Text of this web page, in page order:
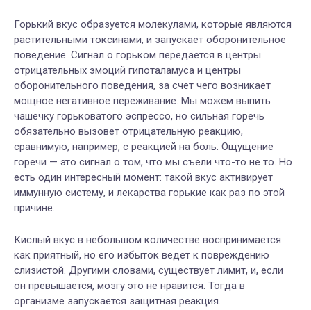
Горький вкус образуется молекулами, которые являются
растительными токсинами, и запускает оборонительное
поведение. Сигнал о горьком передается в центры
отрицательных эмоций гипоталамуса и центры
оборонительного поведения, за счет чего возникает
мощное негативное переживание. Мы можем выпить
чашечку горьковатого эспрессо, но сильная горечь
обязательно вызовет отрицательную реакцию,
сравнимую, например, с реакцией на боль. Ощущение
горечи — это сигнал о том, что мы съели что-то не то. Но
есть один интересный момент: такой вкус активирует
иммунную систему, и лекарства горькие как раз по этой
причине.
Кислый вкус в небольшом количестве воспринимается
как приятный, но его избыток ведет к повреждению
слизистой. Другими словами, существует лимит, и, если
он превышается, мозгу это не нравится. Тогда в
организме запускается защитная реакция.